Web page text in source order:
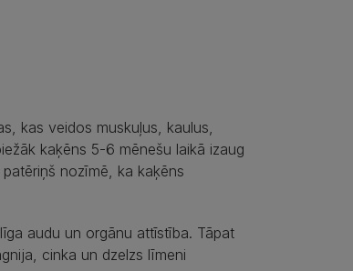
kas veidos muskuļus, kaulus,
kaķēns 5-6 mēnešu laikā izaug
nozīmē, ka kaķēns
audu un orgānu attīstība. Tāpat
cinka un dzelzs līmeni